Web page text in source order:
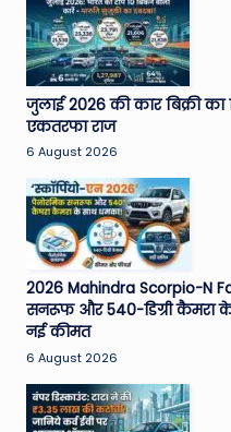
e
w
s
A
ro
u
n
d
T
h
e
W
जुलाई 2026 की कार बिक्री का
एकतरफा राज
6 August 2026
2026 Mahindra Scorpio-N
सनरूफ और 540-डिग्री कैमरा के
नई कीमत
6 August 2026